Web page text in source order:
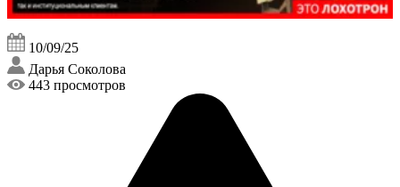
10/09/25
Дарья Соколова
443 просмотров